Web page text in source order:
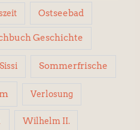
Ostseebad
Geschichte
Sissi Sommerfrische
Verlosung
Wilhelm II.